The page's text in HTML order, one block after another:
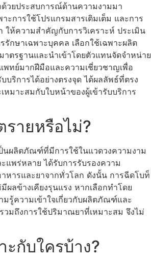
วยประสบการณ์ด้านความงามมา
ะการใช้โปรแกรมสารเติมเต็ม และการ
ให้ความสำคัญกับการวิเคราะห์ ประเมิน
กษาเฉพาะบุคคล เลือกใช้เฉพาะผลิต
รฐานและนำเข้าโดยตัวแทนจัดจำหน่าย
พทย์มากฝีมือและความเชี่ยวชาญเพื่อ
บริการได้อย่างตรงจุด ได้ผลลัพธ์ที่ตรง
หมาะสมกับใบหน้าของผู้เข้ารับบริการ
ายหรือไม่?
นผลิตภัณฑ์ที่มีการใช้ในแวดวงความงาม
แพร่หลาย ได้รับการรับรองความ
หารและยาจากทั่วโลก ดังนั้น การฉีดโบท็
ผลข้างเคียงรุนแรง หากเลือกทำโดย
รู้ความเข้าใจเกี่ยวกับผลิตภัณฑ์และ
วมถึงการใช้ปริมาณยาที่เหมาะสม จึงไม่
ะกับใครบ้าง?